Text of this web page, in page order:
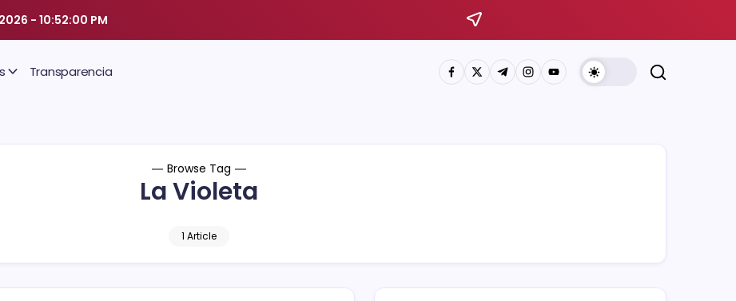
-10:52:01 PM
Transparencia
Browse Tag
La Violeta
1 Article